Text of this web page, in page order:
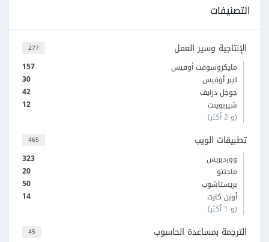
التصنيفات
277 الإنتاجية وسير العمل
157
مايكروسوفت أوفيس
30
ليبر أوفيس
42
جوجل درايف
12
شيربوينت
(و 2 أكثر)
465 تطبيقات الويب
323
ووردبريس
20
ماجنتو
50
بريستاشوب
14
أوبن كارت
(و 1 أكثر)
45 الترجمة بمساعدة الحاسوب